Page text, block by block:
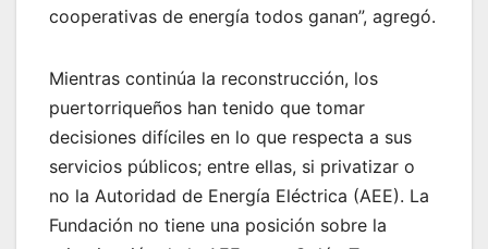
cooperativas de energía todos ganan”, agregó.
Mientras continúa la reconstrucción, los
puertorriqueños han tenido que tomar
decisiones difíciles en lo que respecta a sus
servicios públicos; entre ellas, si privatizar o
no la Autoridad de Energía Eléctrica (AEE). La
Fundación no tiene una posición sobre la